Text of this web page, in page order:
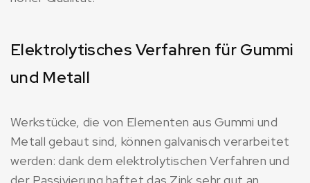
Elektrolytisches Verfahren für Gummi
und Metall
Werkstücke, die von Elementen aus Gummi und
Metall gebaut sind, können galvanisch verarbeitet
werden: dank dem elektrolytischen Verfahren und